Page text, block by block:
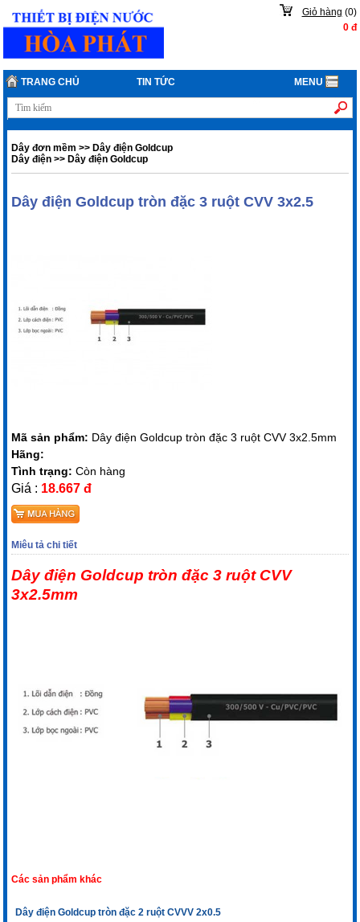
Giỏ hàng (0)
0đ
TRANG CHỦ TIN TỨC MENU
Dây đơn mềm >>Dây điện Goldcup
Dây điện >>Dây điện Goldcup
Dây điện Goldcup tròn đặc 3 ruột CVV 3x2.5
Mã sản phẩm: Dây điện Goldcup tròn đặc 3 ruột CVV 3x2.5mm
Hãng:
Tình trạng:Còn hàng
Giá : 18.667 đ
Miêu tả chi tiết
Dây điện Goldcup tròn đặc 3 ruột CVV
3x2.5mm
Các sản phẩm khác
Dây điện Goldcup tròn đặc 2 ruột CVVV 2x0.5